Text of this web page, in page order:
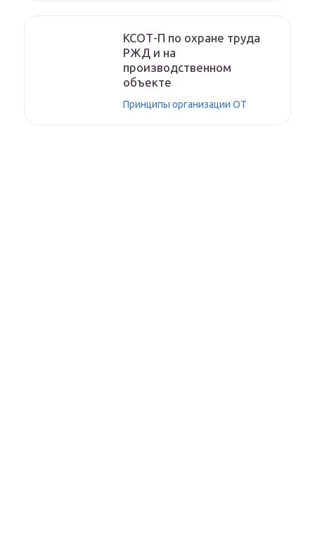
КСОТ-П по охране труда
РЖД и на
производственном
объекте
Принципы организации ОТ